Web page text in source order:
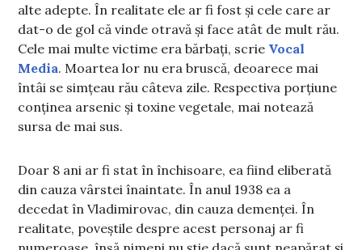
alte adepte. În realitate ele ar fi fost și cele care ar
dat-o de gol că vinde otravă și face atât de mult rău.
Cele mai multe victime era bărbați, scrie Vocal
Media. Moartea lor nu era bruscă, deoarece mai
întâi se simțeau rău câteva zile. Respectiva porțiune
conținea arsenic și toxine vegetale, mai notează
sursa de mai sus.
Doar 8 ani ar fi stat în închisoare, ea fiind eliberată
din cauza vârstei înaintate. În anul 1938 ea a
decedat în Vladimirovac, din cauza demenței. În
realitate, poveștile despre acest personaj ar fi